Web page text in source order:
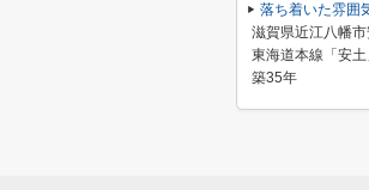
滋賀県近江八幡
東海道本線「安
築35年